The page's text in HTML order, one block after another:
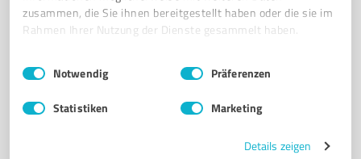
zusammen, die Sie ihnen bereitgestellt haben oder die sie im
Rahmen Ihrer Nutzung der Dienste gesammelt haben.
Impressum Datenschutzbestimmungen
Einwilligungsauswahl
Notwendig Präferenzen
Statistiken Marketing
Details zeigen
Registrieren Sie sich jetzt und werden Sie ein von